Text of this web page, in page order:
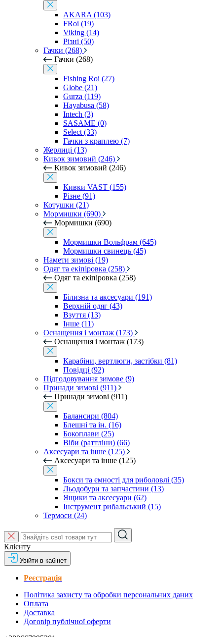
AKARA (103)
FRoi (19)
Viking (14)
Різні (50)
Гачки (268)
Гачки (268)
Fishing Roi (27)
Globe (21)
Gurza (119)
Hayabusa (58)
Intech (3)
SASAME (0)
Select (33)
Гачки з краплею (7)
Жерлиці (13)
Кивок зимовий (246)
Кивок зимовий (246)
Кивки VAST (155)
Різне (91)
Котушки (21)
Мормишки (690)
Мормишки (690)
Мормишки Вольфрам (645)
Мормишки свинець (45)
Намети зимові (19)
Одяг та екіпіровка (258)
Одяг та екіпіровка (258)
Білизна та аксесуари (191)
Верхній одяг (43)
Взуття (13)
Інше (11)
Оснащення і монтаж (173)
Оснащення і монтаж (173)
Карабіни, вертлюги, застібки (81)
Повідці (92)
Підгодовування зимове (9)
Принади зимові (911)
Принади зимові (911)
Балансири (804)
Блешні та ін. (16)
Бокоплави (25)
Віби (раттліни) (66)
Аксесуари та інше (125)
Аксесуари та інше (125)
Бокси та ємності для риболовлі (35)
Льодобури та запчастини (13)
Ящики та аксесуари (62)
Інструмент рибальський (15)
Термоси (24)
Клієнту
Увійти в кабінет
Реєстрація
Політика захисту та обробки персональних даних
Оплата
Доставка
Договір публічної оферти